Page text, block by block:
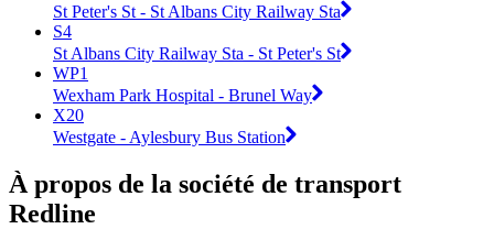
St Peter's St - St Albans City Railway Sta
S4
St Albans City Railway Sta - St Peter's St
WP1
Wexham Park Hospital - Brunel Way
X20
Westgate - Aylesbury Bus Station
À propos de la société de transport
Redline